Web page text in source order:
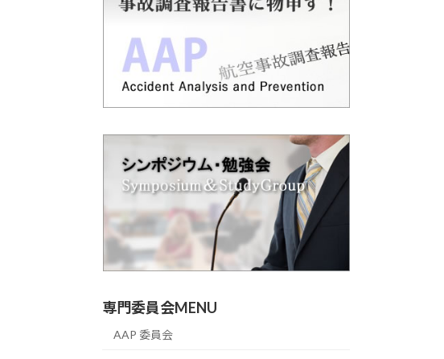
専門委員会MENU
AAP 委員会